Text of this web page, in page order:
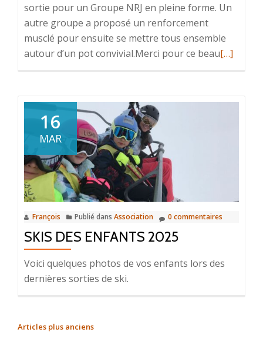
sortie pour un Groupe NRJ en pleine forme. Un
autre groupe a proposé un renforcement
musclé pour ensuite se mettre tous ensemble
autour d’un pot convivial.Merci pour ce beauEn
[…]
16
MAR
François Publié dans Association 0 commentaires
SKIS DES ENFANTS 2025
Voici quelques photos de vos enfants lors des
dernières sorties de ski.
NAVIGATION
Articles plus anciens